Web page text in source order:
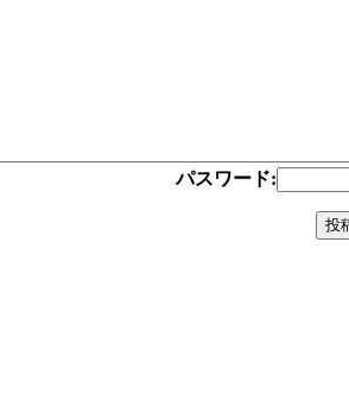
パスワード: